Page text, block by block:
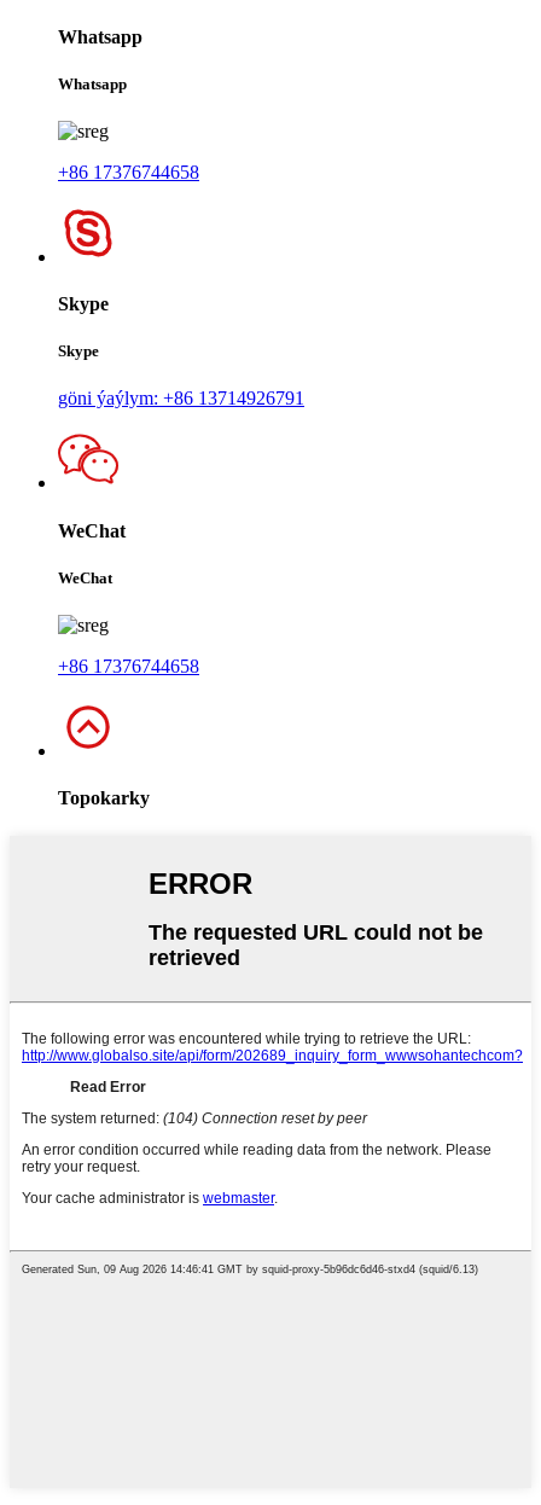
Whatsapp
Whatsapp
+86 17376744658
Skype
Skype
göni ýaýlym: +86 13714926791
WeChat
WeChat
+86 17376744658
Topokarky